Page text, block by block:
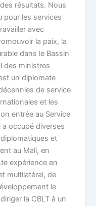
résultats. Nous
pour les services
avec
la paix, la
dans le Bassin
des ministres
un diplomate
de service
et les
entrée au Service
a occupé diverses
et
au Mali, en
expérience en
multilatéral, de
le
la CBLT à un